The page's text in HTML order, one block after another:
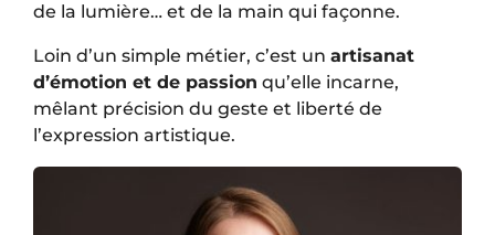
de la lumière… et de la main qui façonne.
Loin d’un simple métier, c’est un artisanat
d’émotion et de passion qu’elle incarne,
mêlant précision du geste et liberté de
l’expression artistique.